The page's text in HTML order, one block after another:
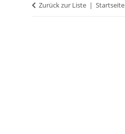
Zurück zur Liste Startseite